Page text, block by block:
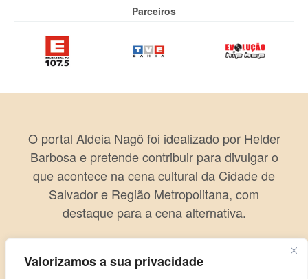
Valorizamos a sua privacidade
Parceiros
O portal Aldeia Nagô foi idealizado por Helder
Barbosa e pretende contribuir para divulgar o
que acontece na cena cultural da Cidade de
Salvador e Região Metropolitana, com
destaque para a cena alternativa.